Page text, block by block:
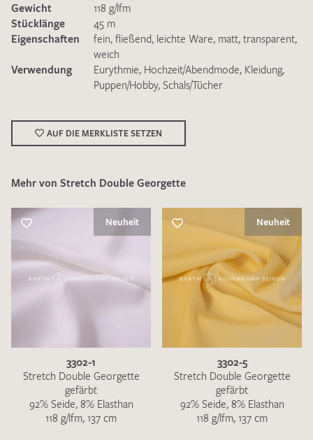
Ich bin damit einverstanden, dass meine angegebenen Daten
zur Beantwortung meiner Musteranfrage genutzt werden.
DieDatenschutzbestimmungenhabe ich zur Kenntnis
genommen und akzeptiere diese.
Gewicht
118 g/lfm
Stücklänge
45 m
Eigenschaften
fein, fließend, leichte Ware, matt, transparent,
weich
Verwendung
Eurythmie, Hochzeit/Abendmode, Kleidung,
Puppen/Hobby, Schals/Tücher
AUF DIE MERKLISTE SETZEN
Mehr von Stretch Double Georgette
Neuheit
3302-1
Stretch Double Georgette
gefärbt
92% Seide, 8% Elasthan
118 g/lfm, 137 cm
Neuheit
3302-5
Stretch Double Georgette
gefärbt
92% Seide, 8% Elasthan
118 g/lfm, 137 cm